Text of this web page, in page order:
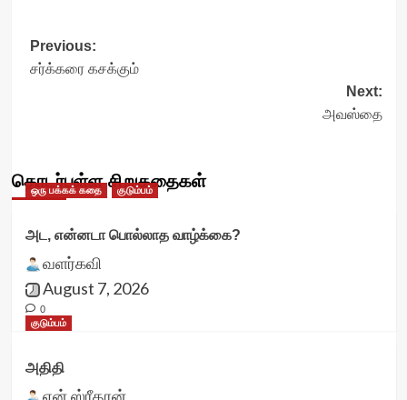
Post
navigation
Previous:
சர்க்கரை கசக்கும்
Next:
அவஸ்தை
தொடர்புள்ள சிறுகதைகள்
ஒரு பக்கக் கதை குடும்பம்
அட, என்னடா பொல்லாத வாழ்க்கை?
வளர்கவி
August 7, 2026
0
குடும்பம்
அதிதி
என்.ஸ்ரீதரன்